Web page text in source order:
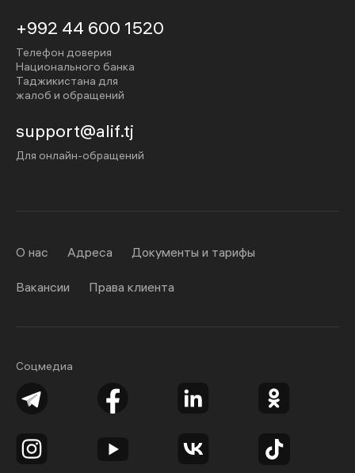
+992 44 600 1520
Телефон доверия
Национального банка
Таджикистана для
жалоб и обращений
support@alif.tj
Для онлайн-обращений
Соцмедиа
О нас Адреса Документы и тарифы
Вакансии Права клиента